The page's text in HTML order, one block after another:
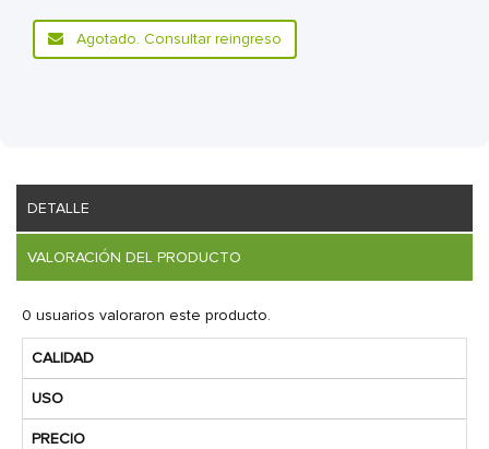
Agotado. Consultar reingreso
DETALLE
VALORACIÓN DEL PRODUCTO
0 usuarios valoraron este producto.
CALIDAD
USO
PRECIO